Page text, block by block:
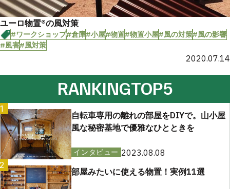
ユーロ物置®の風対策
#ワークショップ#倉庫#小屋#物置#物置小屋#風の対策#風の影響
#風害#風対策
2020.07.14
RANKINGTOP5
1
自転車専用の離れの部屋をDIYで。山小屋
風な秘密基地で優雅なひとときを
インタビュー 2023.08.08
2
部屋みたいに使える物置！実例11選